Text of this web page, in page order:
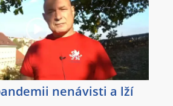
nenávisti a lží